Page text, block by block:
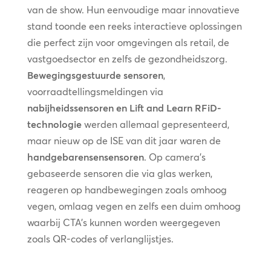
van de show. Hun eenvoudige maar innovatieve
stand toonde een reeks interactieve oplossingen
die perfect zijn voor omgevingen als retail, de
vastgoedsector en zelfs de gezondheidszorg.
Bewegingsgestuurde sensoren,
voorraadtellingsmeldingen via
nabijheidssensoren en Lift and Learn RFiD-
technologiewerden allemaal gepresenteerd,
maar nieuw op de ISE van dit jaar waren de
handgebarensensensoren. Op camera’s
gebaseerde sensoren die via glas werken,
reageren op handbewegingen zoals omhoog
vegen, omlaag vegen en zelfs een duim omhoog
waarbij CTA’s kunnen worden weergegeven
zoals QR-codes of verlanglijstjes.